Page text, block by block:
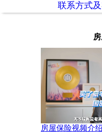
联系方式
房屋保险视频介绍